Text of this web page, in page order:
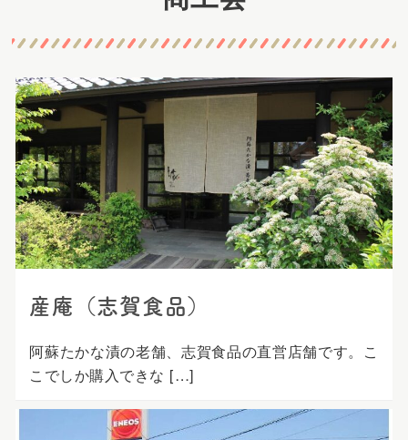
キ
ッ
プ
産庵（志賀食品）
阿蘇たかな漬の老舗、志賀食品の直営店舗です。こ
こでしか購入できな […]